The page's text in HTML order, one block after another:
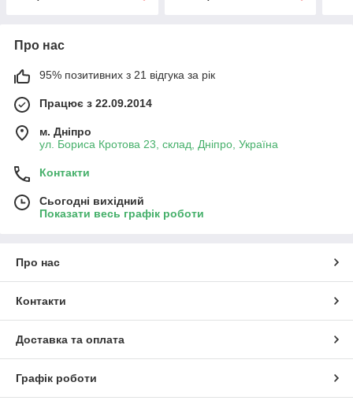
Про нас
95% позитивних з 21 відгука за рік
Працює з 22.09.2014
м. Дніпро
ул. Бориса Кротова 23, склад, Дніпро, Україна
Контакти
Сьогодні вихідний
Показати весь графік роботи
Про нас
Контакти
Доставка та оплата
Графік роботи